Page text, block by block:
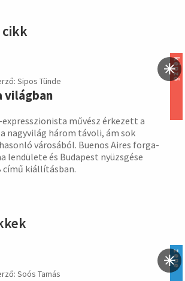
cikk
képző
Sipos Tünde
világban
művész érke­zett a
nagy­világ három távoli, ám sok
váro­sából. Buenos Aires forga­
len­dülete és Buda­pest nyüzs­gése
című kiállí­tásban.
zene
Soós Tamás